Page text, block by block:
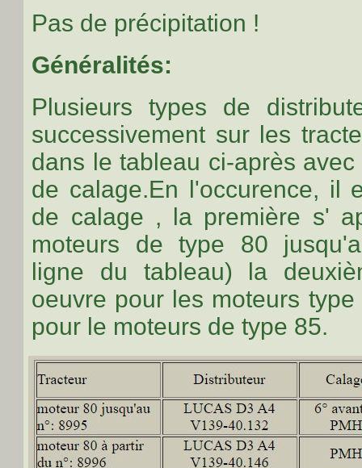
Pas de précipitation !
Généralités:
Plusieurs types de
successivement sur les
dans le tableau ci-après
de calage.En l'occurence, il
de calage , la première s'
moteurs de type 80
ligne du tableau) la
oeuvre pour les moteurs
pour le moteurs de type 85.